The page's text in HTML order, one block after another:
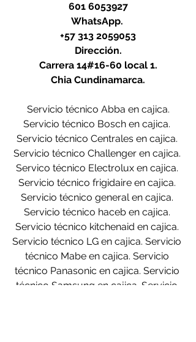
601 6053927
WhatsApp.
+57 313 2059053
Dirección.
Carrera 14#16-60 local 1.
Chia Cundinamarca.
Servicio técnico Abba en cajica.
Servicio técnico Bosch en cajica.
Servicio técnico Centrales en cajica.
Servicio técnico Challenger en cajica.
Servico técnico Electrolux en cajica.
Servicio técnico frigidaire en cajica.
Servicio técnico general en cajica.
Servicio técnico haceb en cajica.
Servicio técnico kitchenaid en cajica.
Servicio técnico LG en cajica. Servicio
técnico Mabe en cajica. Servicio
técnico Panasonic en cajica. Servicio
técnico Samsung en cajica. Servicio